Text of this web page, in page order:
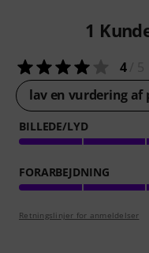
1
4/ 5
lav en vurdering
BILLEDE/LYD
FORARBEJDNING
Retningslinjer for anmeldelser